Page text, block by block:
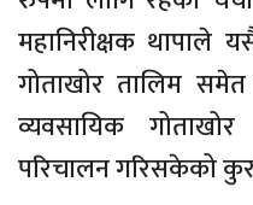
महानिरीक्षक थापाले
गोताखोर तालिम
व्यवसायिक गोताखोर
परिचालन गरिसकेको